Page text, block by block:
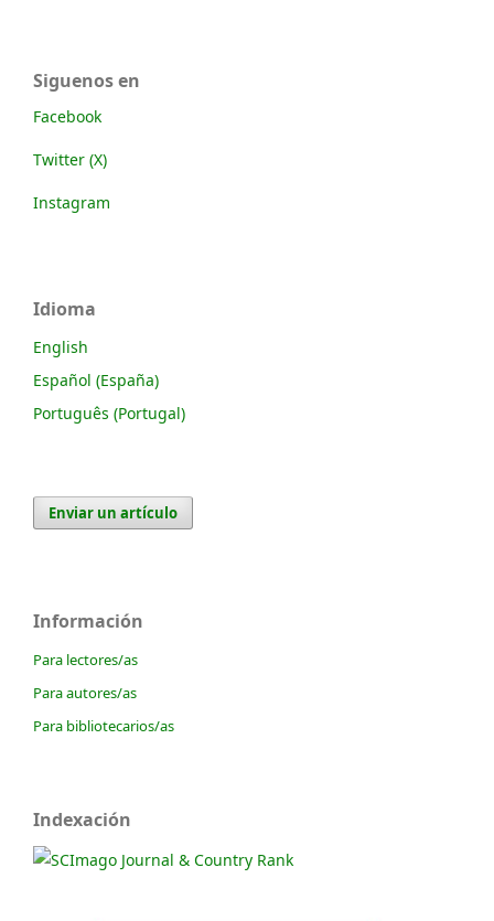
Siguenos en
Facebook
Twitter (X)
Instagram
Idioma
English
Español (España)
Português (Portugal)
Enviar un artículo
Información
Para lectores/as
Para autores/as
Para bibliotecarios/as
Indexación